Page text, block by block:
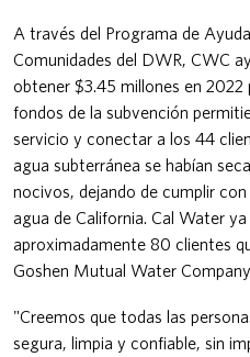
A través del Programa de
Comunidades del DWR, CWC
obtener $3.45 millones en 2022
fondos de la subvención
servicio y conectar a los 44
agua subterránea se habían
nocivos, dejando de cumplir
agua de California. Cal Water
aproximadamente 80 clientes
Goshen Mutual Water
"Creemos que todas las
segura, limpia y confiable, sin